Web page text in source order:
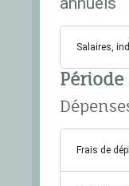
Salaires,
Période
Frais de